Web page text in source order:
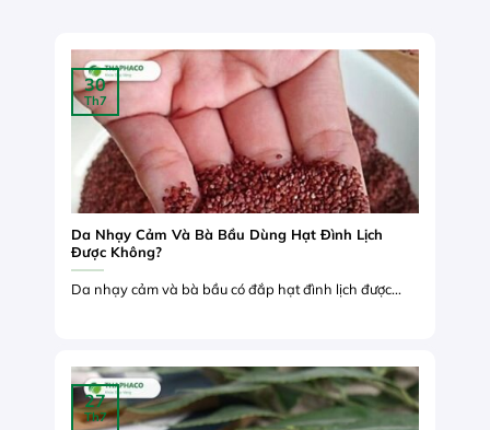
Da Nhạy Cảm Và Bà Bầu Dùng Hạt Đình Lịch
Được Không?
Da nhạy cảm và bà bầu có đắp hạt đình lịch được...
30
Th7
27
Th7